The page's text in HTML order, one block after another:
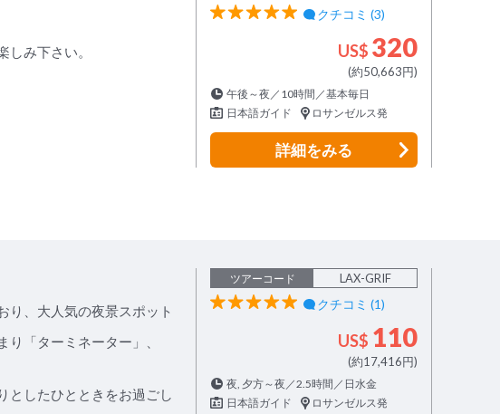
み下さい。
クチコミ (3)
US$ 320
(約50,663円)
午後～夜／10時間／基本毎日
日本語ガイド
ロサンゼルス発
詳細をみる
り、大人気の夜景スポット
「ターミネーター」、
としたひとときをお過ごし
ツアーコード LAX-GRIF
クチコミ (1)
US$ 110
(約17,416円)
夜, 夕方～夜／2.5時間／日水金
日本語ガイド
ロサンゼルス発